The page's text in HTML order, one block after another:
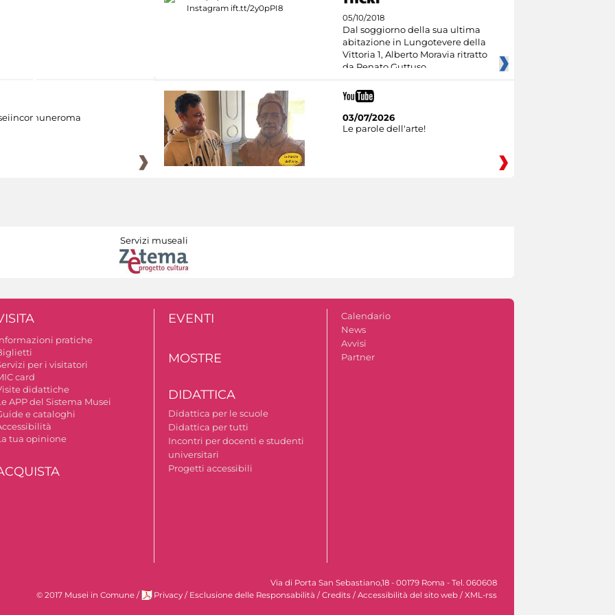
05/10/2018
Dal soggiorno della sua ultima
abitazione in Lungotevere della
Vittoria 1, Alberto Moravia ritratto
da Renato Guttuso
03/07/2026
Le parole dell'arte!
Servizi museali
pratiche
per i visitatori
card
didattiche
APP del Sistema Musei
e cataloghi
tua opinione
EVENTI
MOSTRE
DIDATTICA
Didattica per le scuole
Didattica per tutti
Incontri per docenti e studenti
universitari
Progetti accessibili
Calendario
News
Avvisi
Partner
Via di Porta San Sebastiano,18 - 00179 Roma - Tel. 060608
© 2017 Musei in Comune / Privacy / Esclusione delle Responsabilità / Credits / Accessibilità del sito web / XML-rss